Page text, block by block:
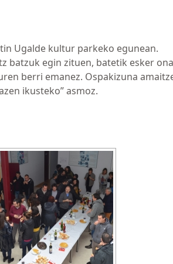
Ugalde kultur parkeko egunean.
batzuk egin zituen, batetik esker ona
berri emanez. Ospakizuna
ikusteko” asmoz.